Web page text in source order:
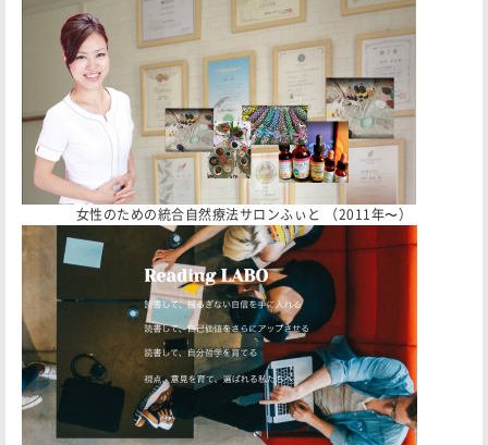
女性のための統合自然療法サロンふぃと （2011年〜）